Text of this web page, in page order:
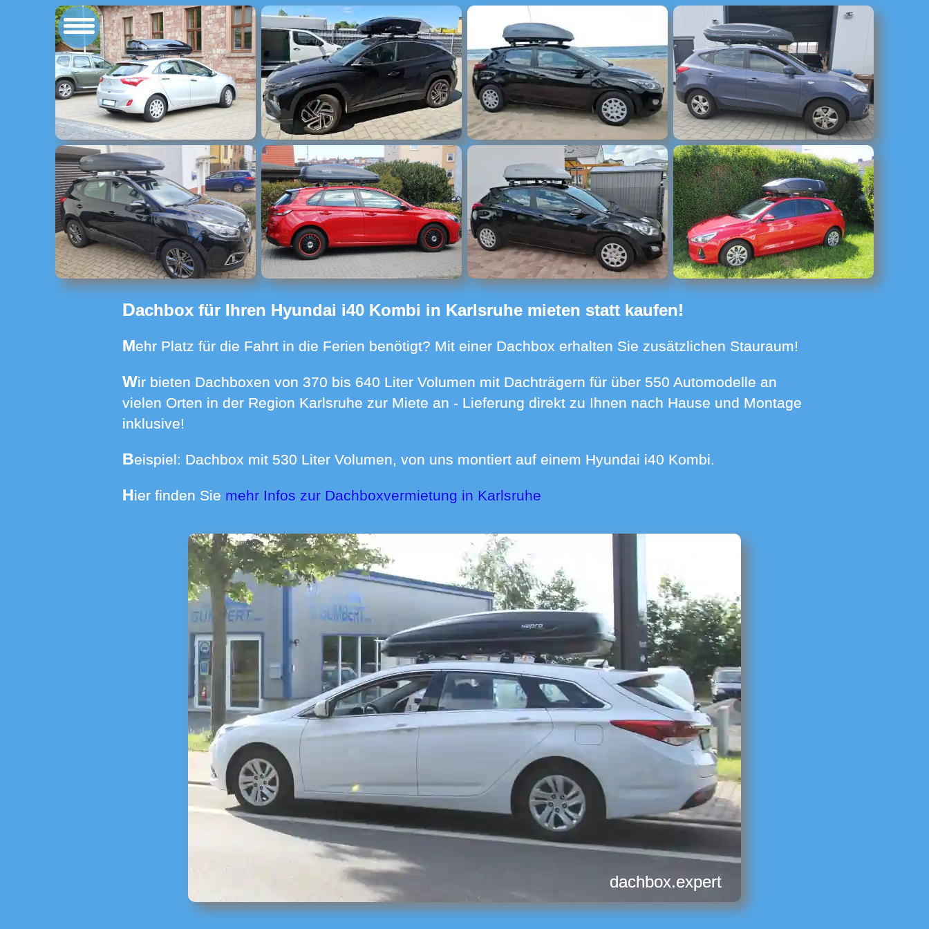
Dachbox für Ihren Hyundai i40 Kombi in Karlsruhe mieten statt kaufen!
Mehr Platz für die Fahrt in die Ferien benötigt? Mit einer Dachbox erhalten Sie zusätzlichen Stauraum!
Wir bieten Dachboxen von 370 bis 640 Liter Volumen mit Dachträgern für über 550 Automodelle an
vielen Orten in der Region Karlsruhe zur Miete an - Lieferung direkt zu Ihnen nach Hause und Montage
inklusive!
Beispiel: Dachbox mit 530 Liter Volumen, von uns montiert auf einem Hyundai i40 Kombi.
Hier finden Sie mehr Infos zur Dachboxvermietung in Karlsruhe
dachbox.expert